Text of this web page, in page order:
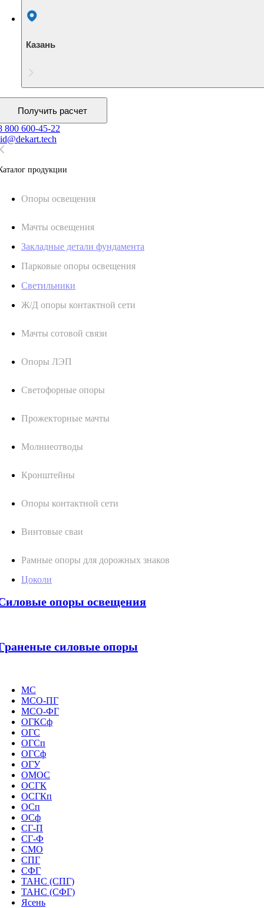
Казань
Получить расчет
800 600-45-22
продукции
Oпоры oсвeщения
Мачты освещения
Закладные детали фундамента
Парковые опоры освещения
Светильники
Ж/Д опоры контактной сети
Мачты сотовой связи
Опоры ЛЭП
Светофорные опоры
Прожекторные мачты
Молниеотводы
Кронштейны
Опоры контактной сети
Винтовые сваи
Рамные опоры для дорожных знаков
Цоколи
опоры освещения
силовые опоры
МС
МСО-ПГ
МСО-ФГ
ОГКСф
ОГС
ОГСп
ОГСф
ОГУ
ОМОС
ОСГК
ОСГКп
ОСп
ОСф
СГ-П
СГ-Ф
СМО
СПГ
СФГ
ТАНС (СПГ)
ТАНС (СФГ)
Ясень